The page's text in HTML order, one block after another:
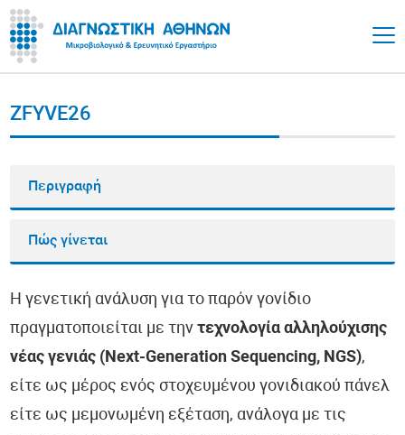
ZFYVE26
Περιγραφή
Πώς γίνεται
Η γενετική ανάλυση για το παρόν γονίδιο
πραγματοποιείται με τηντεχνολογία αλληλούχισης
νέας γενιάς (Next-Generation Sequencing, NGS),
είτε ως μέρος ενός στοχευμένου γονιδιακού πάνελ
είτε ως μεμονωμένη εξέταση, ανάλογα με τις